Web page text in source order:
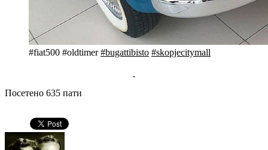
#fiat500 #oldtimer#bugattibisto #skopjecitymall
Посетено 635 пати